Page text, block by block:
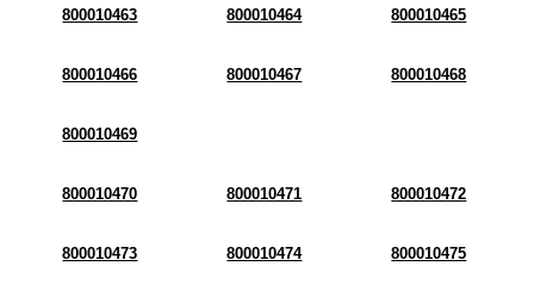
800010463 800010464 800010465
800010466 800010467 800010468
800010469
800010470 800010471 800010472
800010473 800010474 800010475